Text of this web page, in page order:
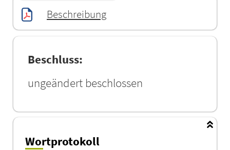
Beschreibung
Beschluss:
ungeändert beschlossen
Wortprotokoll